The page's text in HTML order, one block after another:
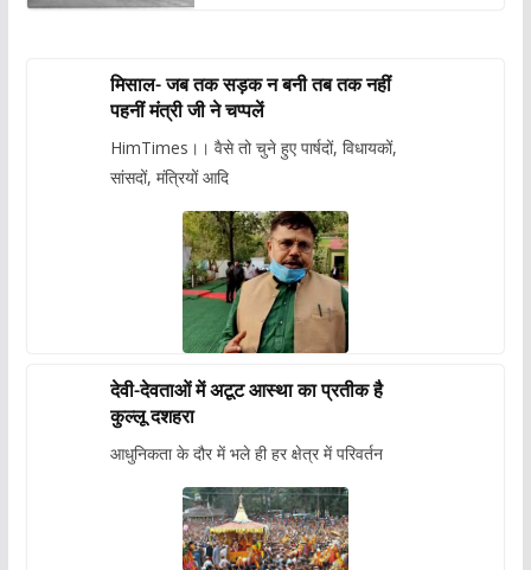
मिसाल- जब तक सड़क न बनी तब तक नहीं
पहनीं मंत्री जी ने चप्पलें
HimTimes।। वैसे तो चुने हुए पार्षदों, विधायकों,
सांसदों, मंत्रियों आदि
देवी-देवताओं में अटूट आस्था का प्रतीक है
कुल्लू दशहरा
आधुनिकता के दौर में भले ही हर क्षेत्र में परिवर्तन